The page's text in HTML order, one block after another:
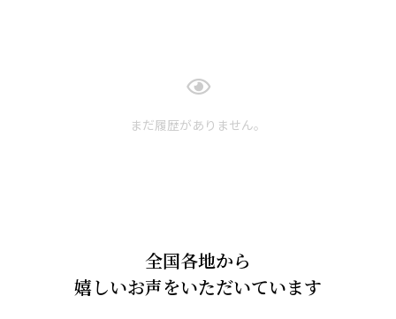
まだ履歴がありません。
全国各地から
嬉しいお声をいただいています